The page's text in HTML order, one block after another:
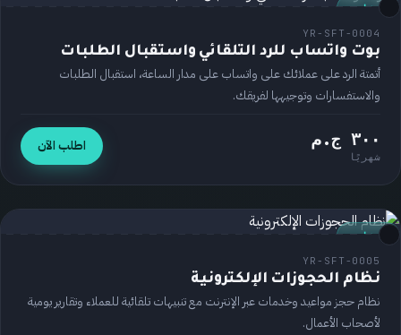
برنامج
YR-SFT-0004
بوت واتساب للرد التلقائي واستقبال الطلبات
أتمتة الرد على عملائك على واتساب على مدار الساعة، استقبال الطلبات
والاستفسارات وتوجيهها لفريقك.
٣٠٠ ج.م
شهريًا
اطلب الآن
برنامج
YR-SFT-0005
نظام الحجوزات الإلكترونية
نظام حجز مواعيد وخدمات عبر الإنترنت مع تنبيهات تلقائية للعملاء وتقارير يومية
لأصحاب الأعمال.